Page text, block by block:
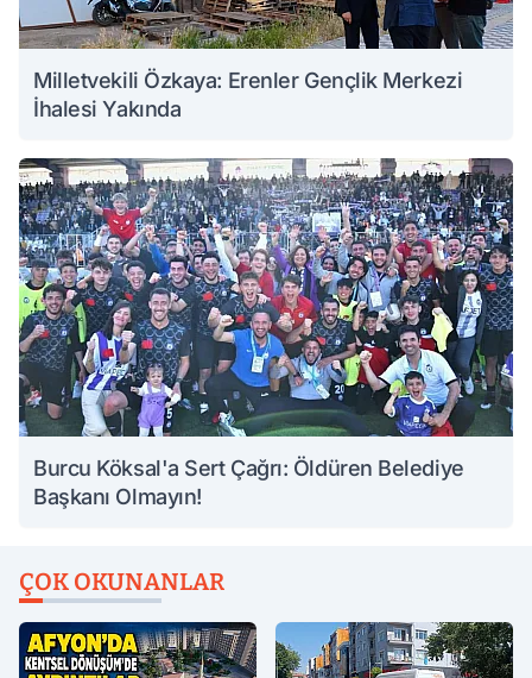
Milletvekili Özkaya: Erenler Gençlik Merkezi
İhalesi Yakında
Burcu Köksal'a Sert Çağrı: Öldüren Belediye
Başkanı Olmayın!
ÇOK OKUNANLAR